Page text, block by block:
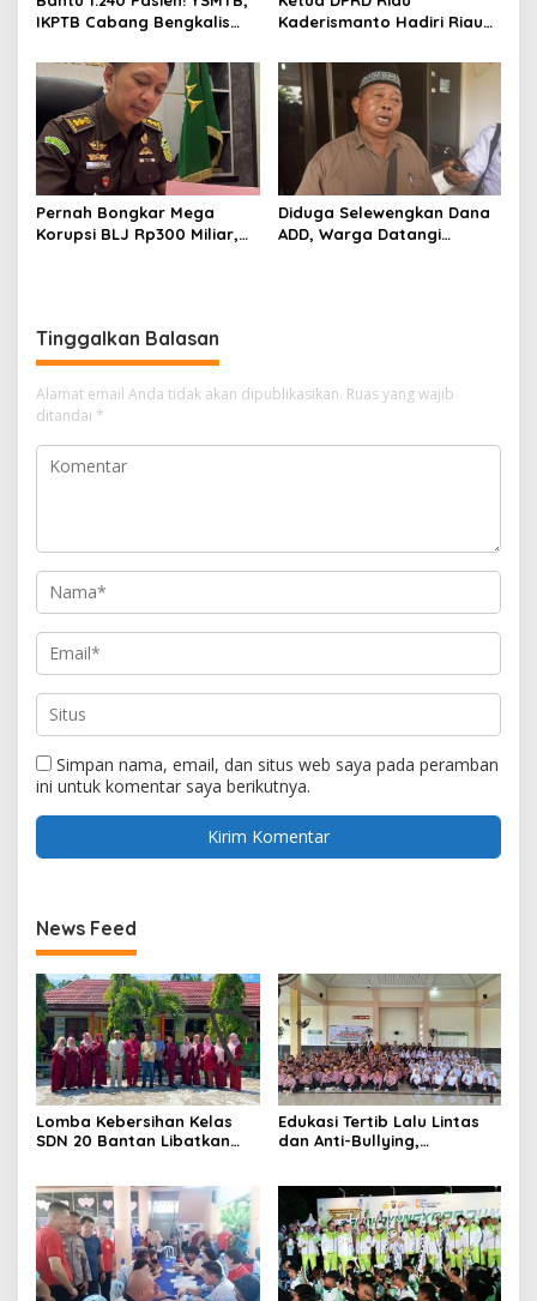
IKPTB Cabang Bengkalis
Apresiasi Perkumpulan Kin
Men Riau Atas Kegiatan
Bakti Sosial Kesehatan Di
Bengkalis.
Kaderismanto Hadiri Riau
Dukung Sinergitas dan
Kampanye Lingkungan
Pernah Bongkar Mega
Korupsi BLJ Rp300 Miliar,
Diduga Selewengkan Dana
ADD, Warga Datangi
Tinggalkan Balasan
Alamat email Anda tidak akan dipublikasikan. Ruas yang wajib
ditandai *
Simpan nama, email, dan situs web saya pada peramban
ini untuk komentar saya berikutnya.
News Feed
Lomba Kebersihan Kelas
SDN 20 Bantan Libatkan
Edukasi Tertib Lalu Lintas
dan Anti-Bullying,
di SD IT Al-Fatih Duri